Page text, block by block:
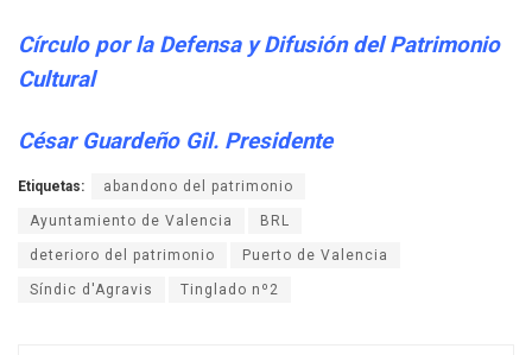
Círculo por la Defensa y Difusión del Patrimonio
Cultural
César Guardeño Gil. Presidente
Etiquetas: abandono del patrimonio
Ayuntamiento de Valencia BRL
deterioro del patrimonio Puerto de Valencia
Síndic d'Agravis Tinglado nº2